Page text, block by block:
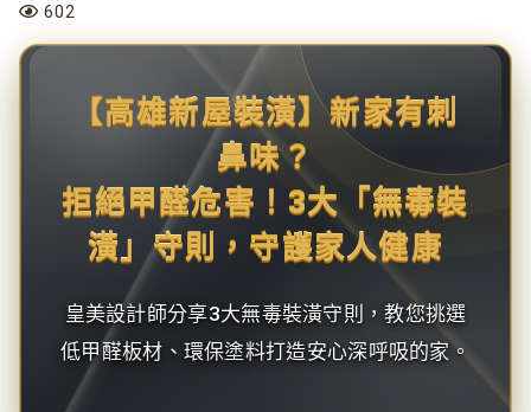
602
【高雄新屋裝潢】新家有刺
鼻味？
拒絕甲醛危害！3大「無毒裝
潢」守則，守護家人健康
皇美設計師分享3大無毒裝潢守則，教您挑選
低甲醛板材、環保塗料打造安心深呼吸的家。